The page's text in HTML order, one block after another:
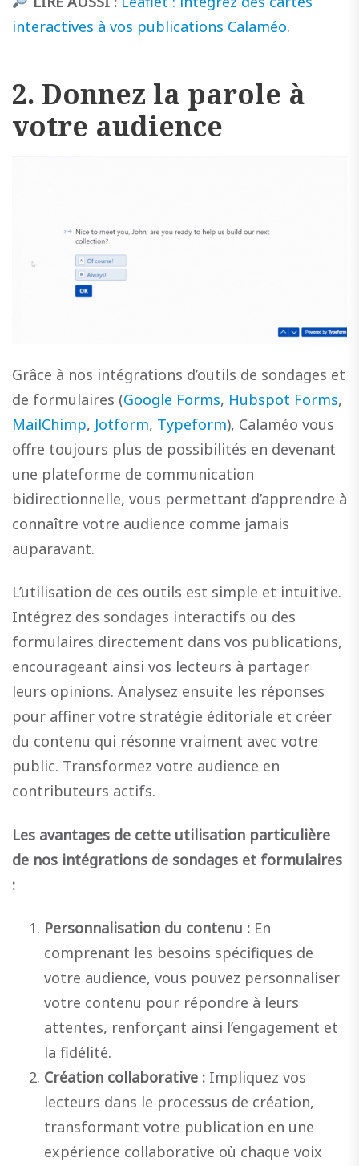
interactives à vos publications Calaméo.
2. Donnez la parole à
votre audience
Grâce à nos intégrations d’outils de sondages et
de formulaires (Google Forms, Hubspot Forms,
MailChimp, Jotform, Typeform), Calaméo vous
offre toujours plus de possibilités en devenant
une plateforme de communication
bidirectionnelle, vous permettant d’apprendre à
connaître votre audience comme jamais
auparavant.
L’utilisation de ces outils est simple et intuitive.
Intégrez des sondages interactifs ou des
formulaires directement dans vos publications,
encourageant ainsi vos lecteurs à partager
leurs opinions. Analysez ensuite les réponses
pour affiner votre stratégie éditoriale et créer
du contenu qui résonne vraiment avec votre
public. Transformez votre audience en
contributeurs actifs.
Les avantages de cette utilisation particulière
de nos intégrations de sondages et formulaires
:
Personnalisation du contenu : En
comprenant les besoins spécifiques de
votre audience, vous pouvez personnaliser
votre contenu pour répondre à leurs
attentes, renforçant ainsi l’engagement et
la fidélité.
Création collaborative : Impliquez vos
lecteurs dans le processus de création,
transformant votre publication en une
expérience collaborative où chaque voix